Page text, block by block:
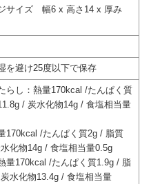
サイズ 幅6 x 高さ14 x 厚み
を避け25度以下で保存
らし：熱量170kcal /たんぱく質
/ 炭水化物14g / 食塩相当量
170kcal /たんぱく質2g / 脂質
化物14g / 食塩相当量0.5g
量170kcal /たんぱく質1.9g / 脂
水化物13.4g / 食塩相当量